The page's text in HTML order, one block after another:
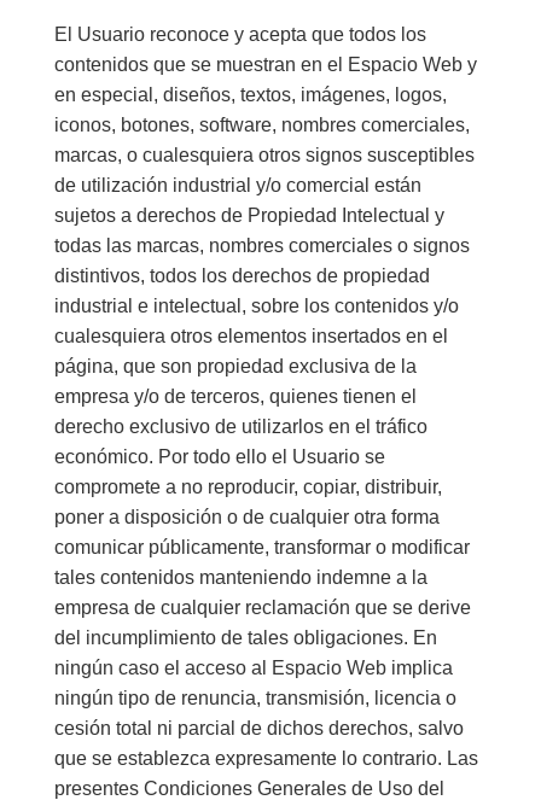
El Usuario reconoce y acepta que todos los
contenidos que se muestran en el Espacio Web y
en especial, diseños, textos, imágenes, logos,
iconos, botones, software, nombres comerciales,
marcas, o cualesquiera otros signos susceptibles
de utilización industrial y/o comercial están
sujetos a derechos de Propiedad Intelectual y
todas las marcas, nombres comerciales o signos
distintivos, todos los derechos de propiedad
industrial e intelectual, sobre los contenidos y/o
cualesquiera otros elementos insertados en el
página, que son propiedad exclusiva de la
empresa y/o de terceros, quienes tienen el
derecho exclusivo de utilizarlos en el tráfico
económico. Por todo ello el Usuario se
compromete a no reproducir, copiar, distribuir,
poner a disposición o de cualquier otra forma
comunicar públicamente, transformar o modificar
tales contenidos manteniendo indemne a la
empresa de cualquier reclamación que se derive
del incumplimiento de tales obligaciones. En
ningún caso el acceso al Espacio Web implica
ningún tipo de renuncia, transmisión, licencia o
cesión total ni parcial de dichos derechos, salvo
que se establezca expresamente lo contrario. Las
presentes Condiciones Generales de Uso del